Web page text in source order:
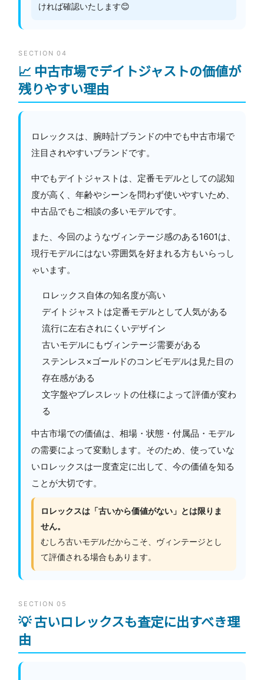
ければ確認いたします😊
SECTION 04
📈 中古市場でデイトジャストの価値が
残りやすい理由
ロレックスは、腕時計ブランドの中でも中古市場で
注目されやすいブランドです。
中でもデイトジャストは、定番モデルとしての認知
度が高く、年齢やシーンを問わず使いやすいため、
中古品でもご相談の多いモデルです。
また、今回のようなヴィンテージ感のある1601は、
現行モデルにはない雰囲気を好まれる方もいらっし
ゃいます。
ロレックス自体の知名度が高い
デイトジャストは定番モデルとして人気がある
流行に左右されにくいデザイン
古いモデルにもヴィンテージ需要がある
ステンレス×ゴールドのコンビモデルは見た目の
存在感がある
文字盤やブレスレットの仕様によって評価が変わ
る
中古市場での価値は、相場・状態・付属品・モデル
の需要によって変動します。そのため、使っていな
いロレックスは一度査定に出して、今の価値を知る
ことが大切です。
ロレックスは「古いから価値がない」とは限りま
せん。
むしろ古いモデルだからこそ、ヴィンテージとし
て評価される場合もあります。
SECTION 05
💡 古いロレックスも査定に出すべき理
由